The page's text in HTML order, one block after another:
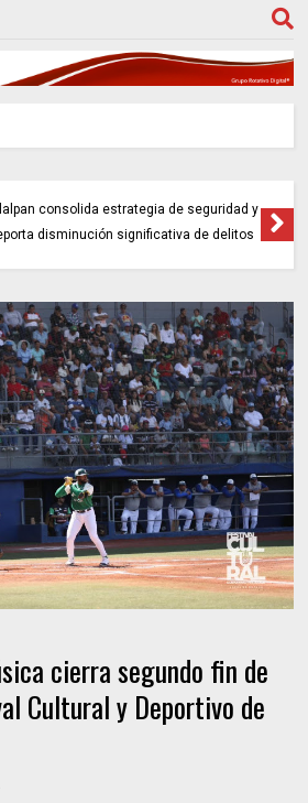
consolida estrategia de seguridad y
disminución significativa de delitos
cierra segundo fin de
Cultural y Deportivo de